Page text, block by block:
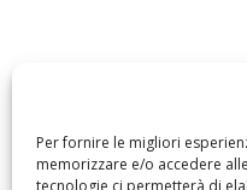
Per fornire le migliori
memorizzare e/o accedere
tecnologie ci permetterà di